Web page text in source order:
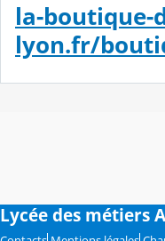
la-boutique-
lyon.fr/
Lycée des métiers